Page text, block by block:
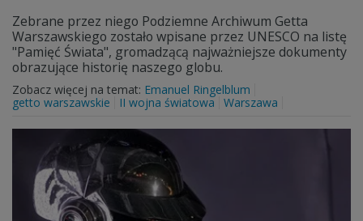
Zebrane przez niego Podziemne Archiwum Getta
Warszawskiego zostało wpisane przez UNESCO na listę
"Pamięć Świata", gromadzącą najważniejsze dokumenty
obrazujące historię naszego globu.
Zobacz więcej na temat: Emanuel Ringelblum
getto warszawskie
II wojna światowa Warszawa